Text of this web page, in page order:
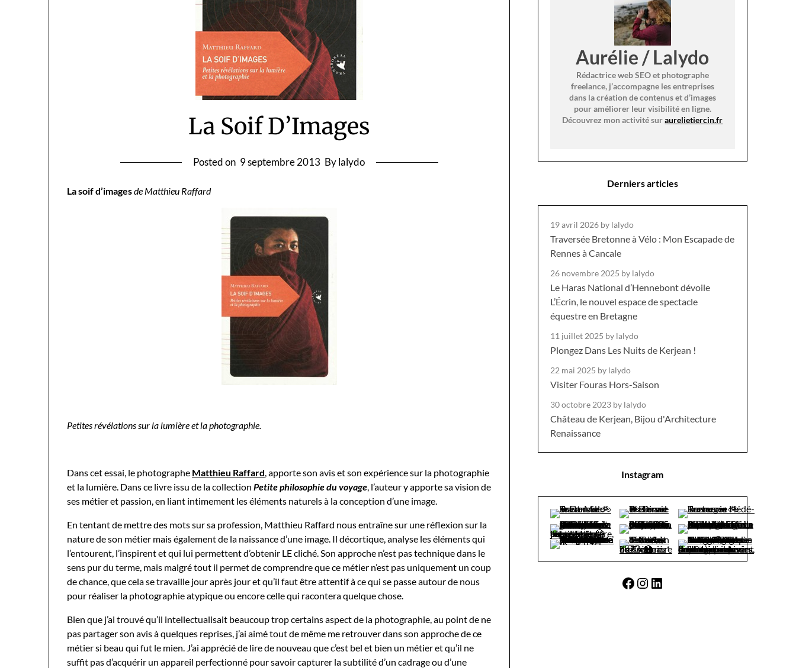
La Soif D’Images
Posted on 9 septembre 2013 By lalydo
La soif d’imagesde Matthieu Raffard
Petites révélations sur la lumière et la photographie.
Dans cet essai, le photographe Matthieu Raffard, apporte son avis et son expérience sur la photographie
et la lumière. Dans ce livre issu de la collection Petite philosophie du voyage, l’auteur y apporte sa vision de
ses métier et passion, en liant intimement les éléments naturels à la conception d’une image.
En tentant de mettre des mots sur sa profession, Matthieu Raffard nous entraîne sur une réflexion sur la
nature de son métier mais également de la naissance d’une image. Il décortique, analyse les éléments qui
l’entourent, l’inspirent et qui lui permettent d’obtenir LE cliché. Son approche n’est pas technique dans le
sens pur du terme, mais malgré tout il permet de comprendre que ce métier n’est pas uniquement un coup
de chance, que cela se travaille jour après jour et qu’il faut être attentif à ce qui se passe autour de nous
pour réaliser la photographie atypique ou encore celle qui racontera quelque chose.
Bien que j’ai trouvé qu’il intellectualisait beaucoup trop certains aspect de la photographie, au point de ne
pas partager son avis à quelques reprises, j’ai aimé tout de même me retrouver dans son approche de ce
métier si beau qui fut le mien. J’ai apprécié de lire de nouveau que c’est bel et bien un métier et qu’il ne
suffit pas d’acquérir un appareil perfectionné pour savoir capturer la subtilité d’un cadrage ou d’une
Aurélie / Lalydo
Rédactrice web SEO et photographe
freelance, j’accompagne les entreprises
dans la création de contenus et d’images
pour améliorer leur visibilité en ligne.
Découvrez mon activité suraurelietiercin.fr
Derniers articles
19 avril 2026 by lalydo
Traversée Bretonne à Vélo : Mon Escapade de
Rennes à Cancale
26 novembre 2025 by lalydo
Le Haras National d’Hennebont dévoile
L’Écrin, le nouvel espace de spectacle
équestre en Bretagne
11 juillet 2025 by lalydo
Plongez Dans Les Nuits de Kerjean !
22 mai 2025 by lalydo
Visiter Fouras Hors-Saison
30 octobre 2023 by lalydo
Château de Kerjean, Bijou d'Architecture
Renaissance
Instagram
Facebook
Instagram
LinkedIn